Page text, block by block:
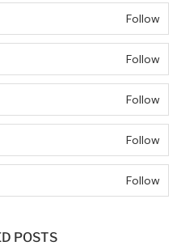
Follow
Follow
Follow
Follow
Follow
POSTS